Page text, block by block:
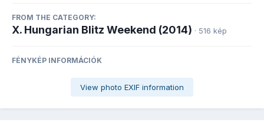
FROM THE CATEGORY:
X. Hungarian Blitz Weekend (2014) · 516 kép
FÉNYKÉP INFORMÁCIÓK
View photo EXIF information